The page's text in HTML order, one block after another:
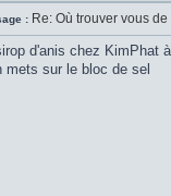
: Re: Où trouver vous
d'anis chez KimPhat
mets sur le bloc de sel